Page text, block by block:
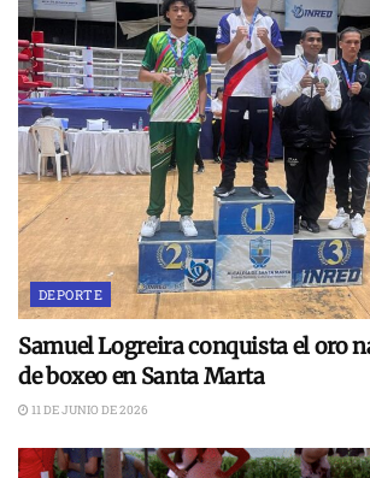
DEPORTE
Samuel Logreira conquista el oro
de boxeo en Santa Marta
11 DE JUNIO DE 2026